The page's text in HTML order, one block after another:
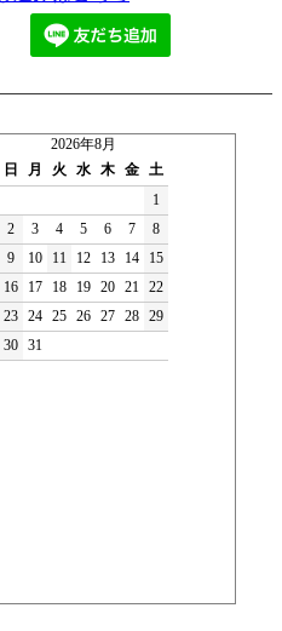
2026年8月
日
月 火 水 木 金 土
1
2
3 4 5 6 7
8
9
10 11 12 13 14
15
16
17 18 19 20 21 22
23 24 25 26 27 28 29
30 31